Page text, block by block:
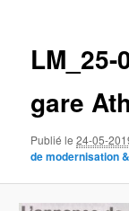
gare
Publié le24-05-
de modernisation